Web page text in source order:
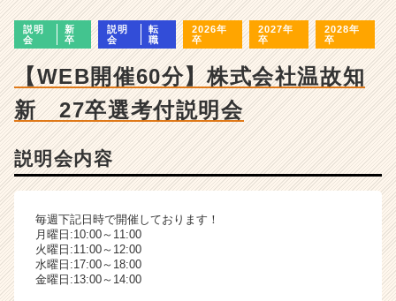
企
業
ら
カ
届
就
説明
会
新
卒
説明
会
転
職
2026年
卒
2027年
卒
2028年
卒
【WEB開催60分】株式会社温故知
新 27卒選考付説明会
説明会内容
毎週下記日時で開催しております！
月曜日:10:00～11:00
火曜日:11:00～12:00
水曜日:17:00～18:00
金曜日:13:00～14:00